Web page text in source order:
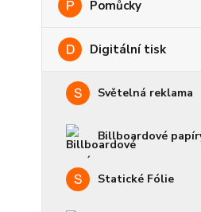
Pomůcky
Digitální tisk
Světelná reklama
Billboardové
Statické Fólie